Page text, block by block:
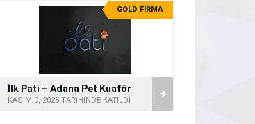
GOLD FİRMA
İlk Pati – Adana Pet Kuaför
KASIM 9, 2025 TARİHİNDE KATILDI